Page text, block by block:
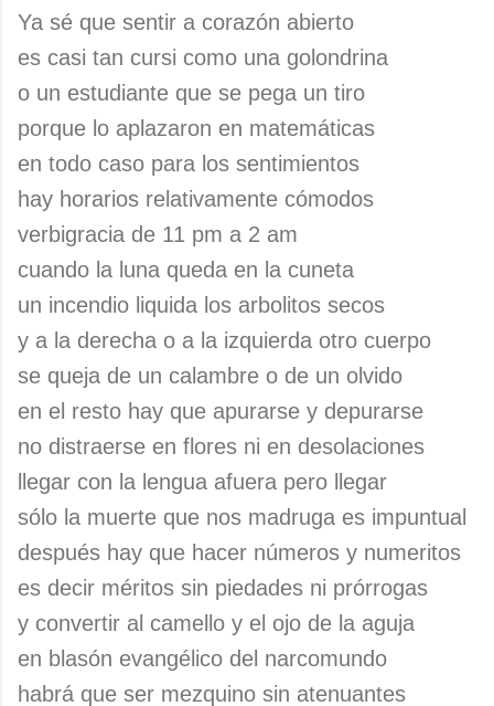
Ya sé que sentir a corazón abierto
es casi tan cursi como una golondrina
o un estudiante que se pega un tiro
porque lo aplazaron en matemáticas
en todo caso para los sentimientos
hay horarios relativamente cómodos
verbigracia de 11 pm a 2 am
cuando la luna queda en la cuneta
un incendio liquida los arbolitos secos
y a la derecha o a la izquierda otro cuerpo
se queja de un calambre o de un olvido
en el resto hay que apurarse y depurarse
no distraerse en flores ni en desolaciones
llegar con la lengua afuera pero llegar
sólo la muerte que nos madruga es impuntual
después hay que hacer números y numeritos
es decir méritos sin piedades ni prórrogas
y convertir al camello y el ojo de la aguja
en blasón evangélico del narcomundo
habrá que ser mezquino sin atenuantes